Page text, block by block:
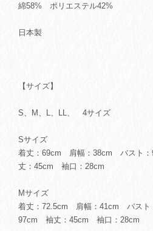
綿58% ポリエステル42%
日本製
【サイズ】
S、M、L、LL、 4サイズ
Sサイズ
着丈：69cm 肩幅：38cm バスト
丈：45cm 袖口：28cm
Mサイズ
着丈：72.5cm 肩幅：41cm バスト
97cm 袖丈：45cm 袖口：28cm